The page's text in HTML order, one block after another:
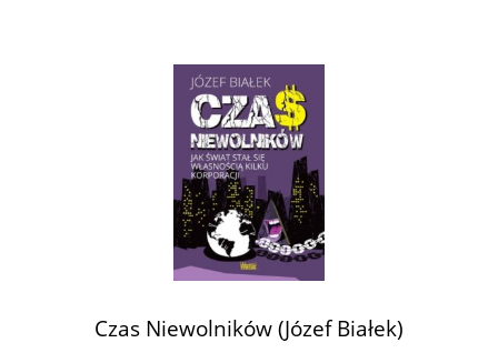
Czas Niewolników (Józef Białek)